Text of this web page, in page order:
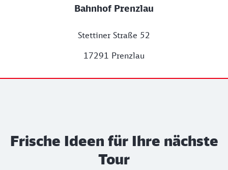
Bahnhof Prenzlau
Stettiner Straße 52
17291 Prenzlau
Frische Ideen für Ihre nächste
Tour